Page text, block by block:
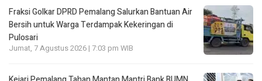
Fraksi Golkar DPRD Pemalang Salurkan Bantuan Air
Bersih untuk Warga Terdampak Kekeringan di
Pulosari
Jumat, 7 Agustus 2026 | 7:03 pm WIB